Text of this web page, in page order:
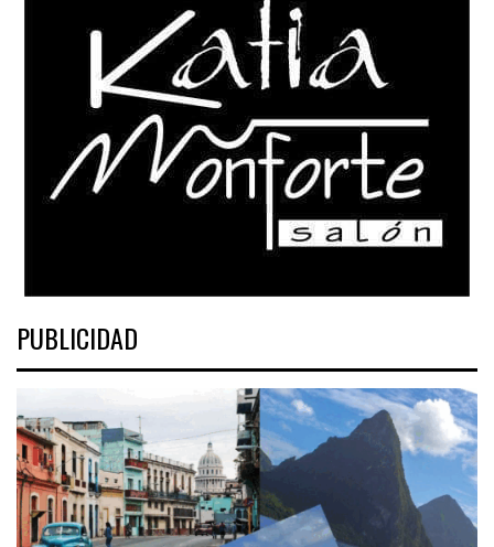
PUBLICIDAD